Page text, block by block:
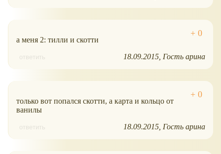
а меня 2: тилли и скотти
ответить 18.09.2015 Гость арина
только вот попался скотти, а карта и кольцо от
ванилы
ответить 18.09.2015 Гость арина